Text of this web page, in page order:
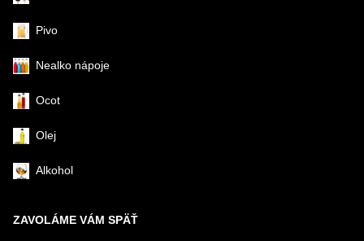
Pivo
Nealko nápoje
Ocot
Olej
Alkohol
ZAVOLÁME VÁM SPÄŤ